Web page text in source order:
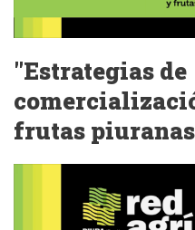
"Estrategias de
frutas